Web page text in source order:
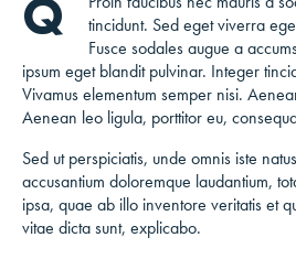
Q
tincidunt. Sed eget viverra
Fusce sodales augue a
ipsum eget blandit pulvinar. Integer
Vivamus elementum semper nisi.
Aenean leo ligula, porttitor eu,
Sed ut perspiciatis, unde omnis iste
accusantium doloremque laudantium,
ipsa, quae ab illo inventore veritatis et
vitae dicta sunt, explicabo.